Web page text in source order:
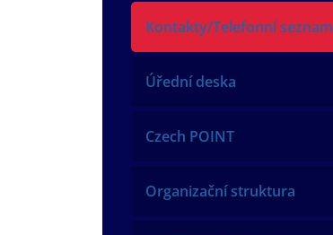
Kontakty/Telefonní seznam
Úřední deska
Czech POINT
Organizační struktura